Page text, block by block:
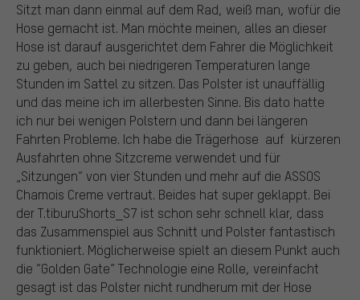
Sitzt man dann einmal auf dem Rad, weiß man, wofür die
Hose gemacht ist. Man möchte meinen, alles an dieser
Hose ist darauf ausgerichtet dem Fahrer die Möglichkeit
zu geben, auch bei niedrigeren Temperaturen lange
Stunden im Sattel zu sitzen. Das Polster ist unauffällig
und das meine ich im allerbesten Sinne. Bis dato hatte
ich nur bei wenigen Polstern und dann bei längeren
Fahrten Probleme. Ich habe die Trägerhose auf kürzeren
Ausfahrten ohne Sitzcreme verwendet und für
„Sitzungen“ von vier Stunden und mehr auf die ASSOS
Chamois Creme vertraut. Beides hat super geklappt. Bei
der T.tiburuShorts_S7 ist schon sehr schnell klar, dass
das Zusammenspiel aus Schnitt und Polster fantastisch
funktioniert. Möglicherweise spielt an diesem Punkt auch
die “Golden Gate” Technologie eine Rolle, vereinfacht
gesagt ist das Polster nicht rundherum mit der Hose